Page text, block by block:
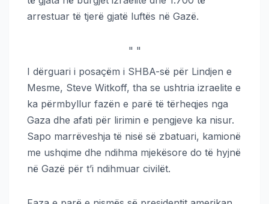
arrestuar të tjerë gjatë luftës në Gazë.
" "
I dërguari i posaçëm i SHBA-së për Lindjen e
Mesme, Steve Witkoff, tha se ushtria izraelite e
ka përmbyllur fazën e parë të tërheqjes nga
Gaza dhe afati për lirimin e pengjeve ka nisur.
Sapo marrëveshja të nisë së zbatuari, kamionë
me ushqime dhe ndihma mjekësore do të hyjnë
në Gazë për t’i ndihmuar civilët.